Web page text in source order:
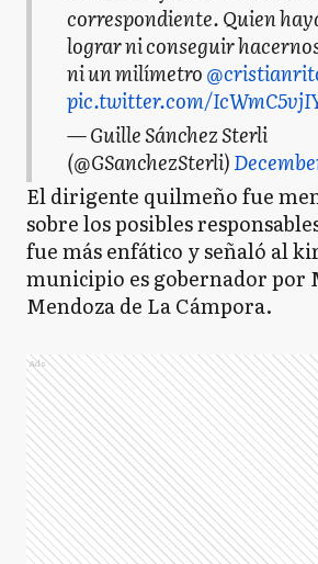
correspondiente. Quien
lograr ni conseguir
ni un milímetro
pic.twitter.com/
— Guille Sánchez Sterli
(@GSanchezSterli)
El dirigente quilmeño fue
sobre los posibles
fue más enfático y señaló al
municipio es gobernador por
Mendoza de La Cámpora.
Ads